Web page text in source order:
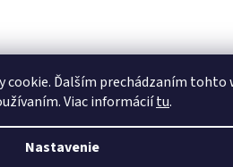
cookie. Ďalším prechádzaním tohto
Viac informáciítu.
Nastavenie